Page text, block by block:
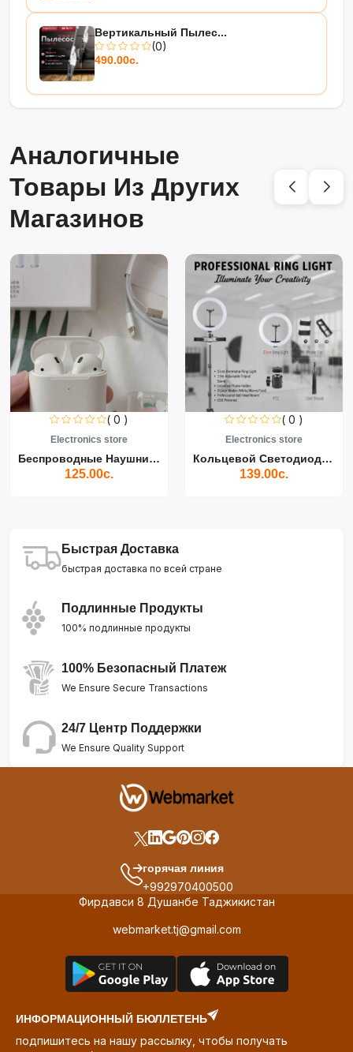
Вертикальный Пылес...
(0)
490.00с.
Аналогичные
Товары Из Других
Магазинов
( 0 )
Electronics store
Беспроводные Наушники Air...
125.00с.
( 0 )
Electronics store
Кольцевой Светодиодный Св...
139.00с.
Быстрая Доставка
быстрая доставка по всей стране
Подлинные Продукты
100% подлинные продукты
100% Безопасный Платеж
We Ensure Secure Transactions
24/7 Центр Поддержки
We Ensure Quality Support
горячая линия
+992970400500
Фирдавси 8 Душанбе Таджикистан
webmarket.tj@gmail.com
ИНФОРМАЦИОННЫЙ БЮЛЛЕТЕНЬ
подпишитесь на нашу рассылку, чтобы получать